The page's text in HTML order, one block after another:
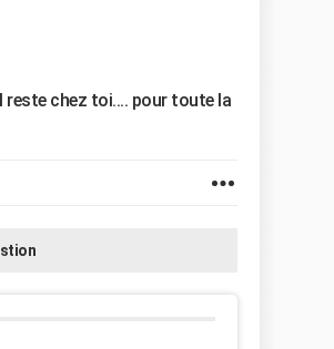
reste chez toi.... pour toute la